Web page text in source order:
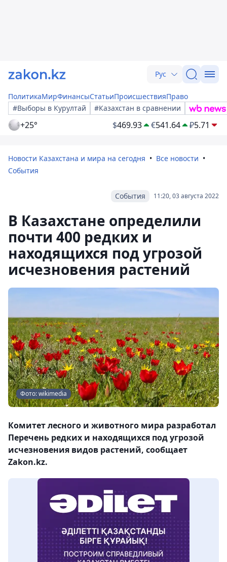
Рус
ПолитикаМирФинансыСтатьиПроисшествияПраво
#Выборы в Курултай
#Казахстан в сравнении
+25° $469.93 €541.64 ₽5.71
Новости Казахстана и мира на сегодня
Все новости
События
11:20, 03 августа 2022
События
В Казахстане определили
почти 400 редких и
находящихся под угрозой
исчезновения растений
Фото: wikimedia
Комитет лесного и животного мира разработал
Перечень редких и находящихся под угрозой
исчезновения видов растений, сообщает
Zakon.kz.